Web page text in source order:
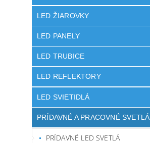
LED ŽIAROVKY
LED PANELY
LED TRUBICE
LED REFLEKTORY
LED SVIETIDLÁ
PRÍDAVNÉ A PRACOVNÉ SVETLÁ
PRÍDAVNÉ LED SVETLÁ